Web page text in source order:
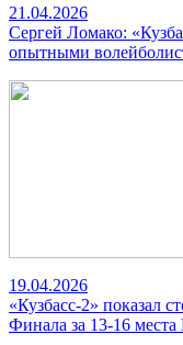
21.04.2026
Сергей Ломако:
опытными
19.04.2026
«Кузбасс-2» показал
Финала за 13-16